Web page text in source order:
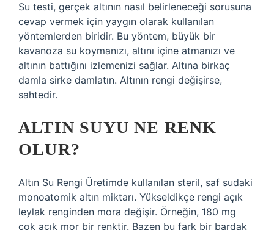
Su testi, gerçek altının nasıl belirleneceği sorusuna
cevap vermek için yaygın olarak kullanılan
yöntemlerden biridir. Bu yöntem, büyük bir
kavanoza su koymanızı, altını içine atmanızı ve
altının battığını izlemenizi sağlar. Altına birkaç
damla sirke damlatın. Altının rengi değişirse,
sahtedir.
ALTIN SUYU NE RENK
OLUR?
Altın Su Rengi Üretimde kullanılan steril, saf sudaki
monoatomik altın miktarı. Yükseldikçe rengi açık
leylak renginden mora değişir. Örneğin, 180 mg
çok açık mor bir renktir. Bazen bu fark bir bardak